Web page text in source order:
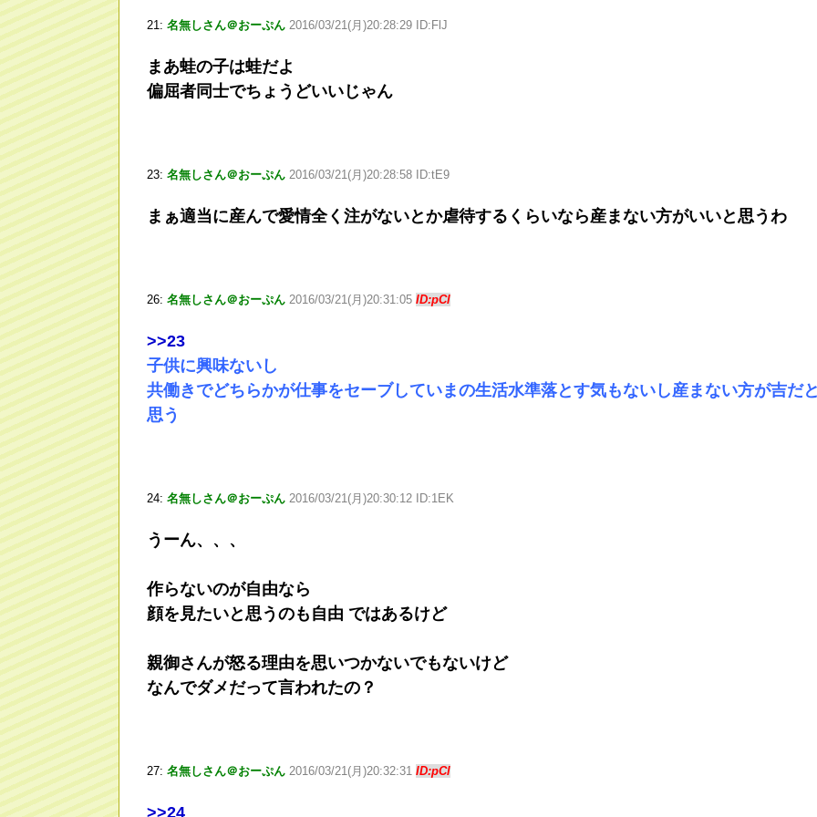
21: 名無しさん＠おーぷん 2016/03/21(月)20:28:29 ID:FlJ
まあ蛙の子は蛙だよ
偏屈者同士でちょうどいいじゃん
23: 名無しさん＠おーぷん 2016/03/21(月)20:28:58 ID:tE9
まぁ適当に産んで愛情全く注がないとか虐待するくらいなら産まない方がいいと思うわ
26: 名無しさん＠おーぷん 2016/03/21(月)20:31:05 ID:pCl
>>23
子供に興味ないし
共働きでどちらかが仕事をセーブしていまの生活水準落とす気もないし産まない方が吉だ
思う
24: 名無しさん＠おーぷん 2016/03/21(月)20:30:12 ID:1EK
うーん、、、
作らないのが自由なら
顔を見たいと思うのも自由 ではあるけど
親御さんが怒る理由を思いつかないでもないけど
なんでダメだって言われたの？
27: 名無しさん＠おーぷん 2016/03/21(月)20:32:31 ID:pCl
>>24